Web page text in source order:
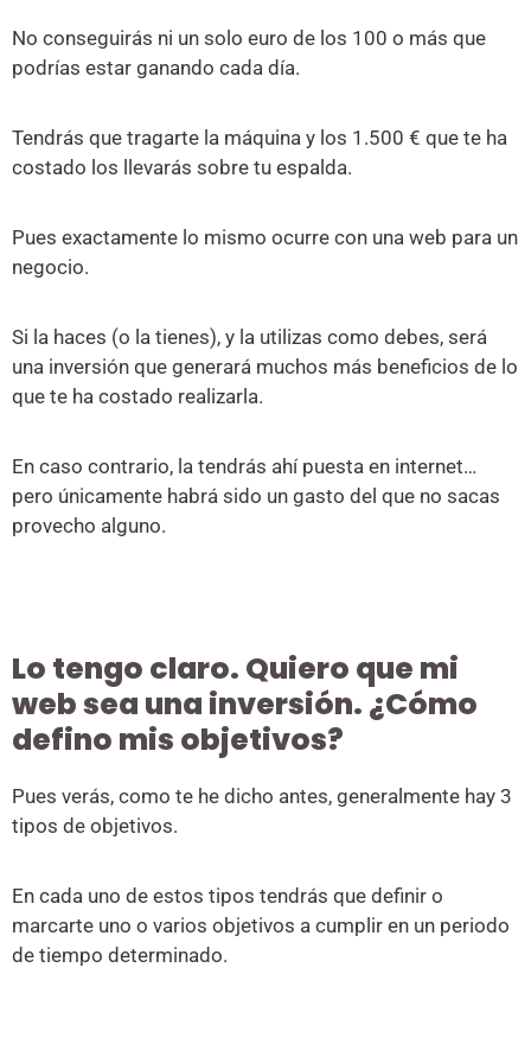
No conseguirás ni un solo euro de los 100 o más que
podrías estar ganando cada día.
Tendrás que tragarte la máquina y los 1.500 € que te ha
costado los llevarás sobre tu espalda.
Pues exactamente lo mismo ocurre con una web para un
negocio.
Si la haces (o la tienes), y la utilizas como debes, será
una inversión que generará muchos más beneficios de lo
que te ha costado realizarla.
En caso contrario, la tendrás ahí puesta en internet…
pero únicamente habrá sido un gasto del que no sacas
provecho alguno.
Lo tengo claro. Quiero que mi
web sea una inversión. ¿Cómo
defino mis objetivos?
Pues verás, como te he dicho antes, generalmente hay 3
tipos de objetivos.
En cada uno de estos tipos tendrás que definir o
marcarte uno o varios objetivos a cumplir en un periodo
de tiempo determinado.